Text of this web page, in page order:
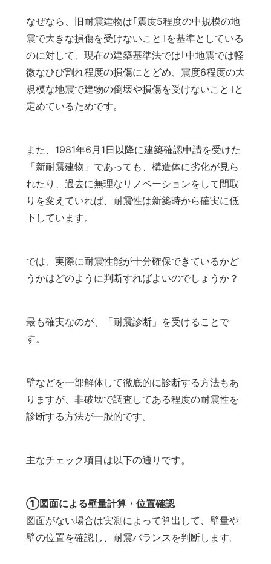
なぜなら、旧耐震建物は｢震度5程度の中規模の地
震で大きな損傷を受けないこと｣を基準としている
のに対して、現在の建築基準法では｢中地震では軽
微なひび割れ程度の損傷にとどめ、震度6程度の大
規模な地震で建物の倒壊や損傷を受けないこと｣と
定めているためです。
また、1981年6月1日以降に建築確認申請を受けた
「新耐震建物」であっても、構造体に劣化が見ら
れたり、過去に無理なリノベーションをして間取
りを変えていれば、耐震性は新築時から確実に低
下しています。
では、実際に耐震性能が十分確保できているかど
うかはどのように判断すればよいのでしょうか？
最も確実なのが、「耐震診断」を受けることで
す。
壁などを一部解体して徹底的に診断する方法もあ
りますが、非破壊で調査してある程度の耐震性を
診断する方法が一般的です。
主なチェック項目は以下の通りです。
①図面による壁量計算・位置確認
図面がない場合は実測によって算出して、壁量や
壁の位置を確認し、耐震バランスを判断します。